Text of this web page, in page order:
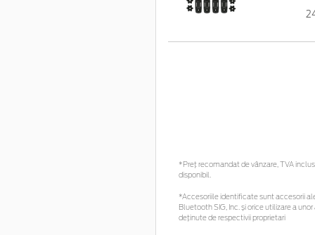
*Preţ recomandat de vânzare, TVA
disponibil.
*Accesoriile identificate sunt accesorii
Bluetooth SIG, Inc. și orice utilizare a
deținute de respectivii proprietari